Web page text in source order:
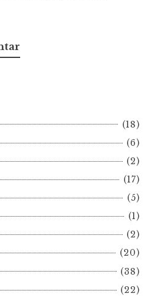
(18)
(6)
(2)
(17)
(5)
(1)
(2)
(20)
(38)
(22)